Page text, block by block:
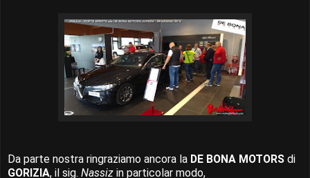
Da parte nostra ringraziamo ancora la DE BONA MOTORS di
GORIZIA, il sig. Nassiz in particolar modo,